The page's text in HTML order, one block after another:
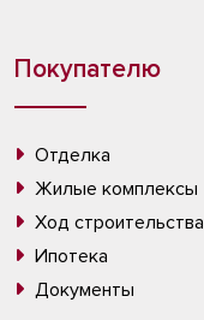
Покупателю
Отделка
Жилые комплексы
Ход строительства
Ипотека
Документы